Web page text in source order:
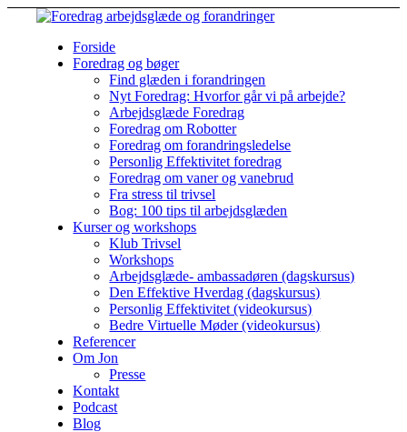
Forside
Foredrag og bøger
Find glæden i forandringen
Nyt Foredrag: Hvorfor går vi på arbejde?
Arbejdsglæde Foredrag
Foredrag om Robotter
Foredrag om forandringsledelse
Personlig Effektivitet foredrag
Foredrag om vaner og vanebrud
Fra stress til trivsel
Bog: 100 tips til arbejdsglæden
Kurser og workshops
Klub Trivsel
Workshops
Arbejdsglæde- ambassadøren (dagskursus)
Den Effektive Hverdag (dagskursus)
Personlig Effektivitet (videokursus)
Bedre Virtuelle Møder (videokursus)
Referencer
Om Jon
Presse
Kontakt
Podcast
Blog